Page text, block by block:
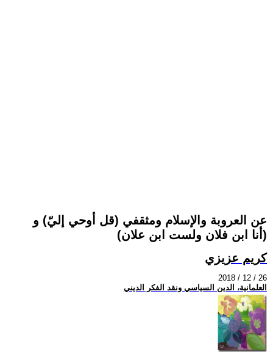
عن العروبة والإسلام ومثقفي (قل أوحي إليّ) و
(أنا ابن فلان ولست ابن علان)
كريم عزيزي
2018 / 12 / 26
العلمانية، الدين السياسي ونقد الفكر الديني